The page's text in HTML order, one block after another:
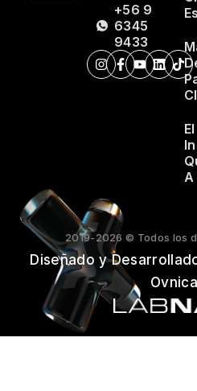
+56 9
6345
9433
El
2019-2026 © Todos los
Diseñado y